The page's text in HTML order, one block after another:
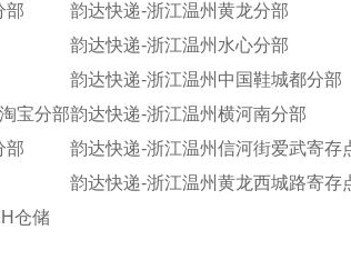
部
韵达快递-浙江温州黄龙分部
韵达快递-浙江温州水心分部
韵达快递-浙江温州中国鞋城都分部
宝分部韵达快递-浙江温州横河南分部
部
韵达快递-浙江温州信河街爱武寄存
韵达快递-浙江温州黄龙西城路寄存
仓储